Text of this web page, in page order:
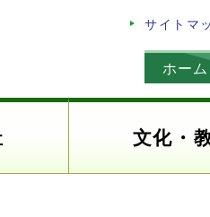
サイトマ
ホーム
文化・